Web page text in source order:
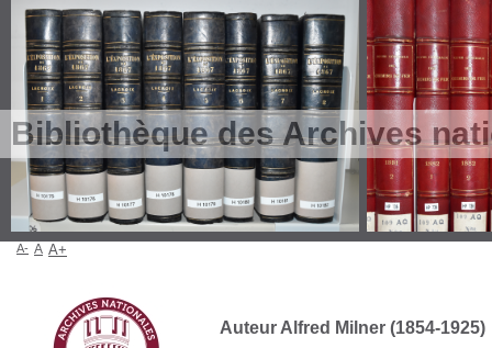
Bibliothèque des Archives
Auteur Alfred Milner (1854-1925)
A- A A+